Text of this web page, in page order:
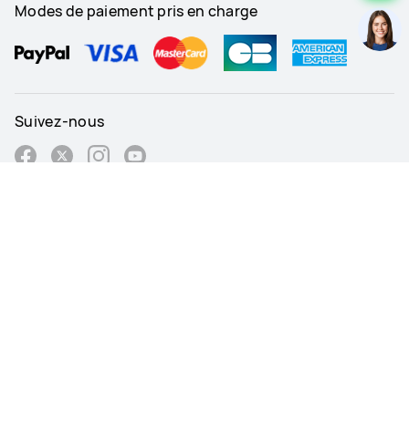
Modes de paiement pris en charge
Suivez-nous